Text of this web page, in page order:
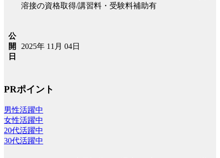
溶接の資格取得/講習料・受験料補助有
公
開
日
2025年 11月 04日
PRポイント
男性活躍中
女性活躍中
20代活躍中
30代活躍中